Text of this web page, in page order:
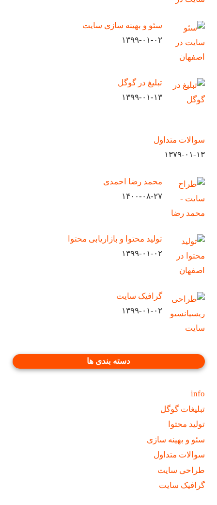
سئو و بهینه سازی سایت
۱۳۹۹-۰۱-۰۲
تبلیغ در گوگل
۱۳۹۹-۰۱-۱۳
سوالات متداول
۱۳۷۹-۰۱-۱۳
محمد رضا احمدی
۱۴۰۰-۰۸-۲۷
تولید محتوا و بازاریابی محتوا
۱۳۹۹-۰۱-۰۲
گرافیک سایت
۱۳۹۹-۰۱-۰۲
دسته بندی ها
info
تبلیغات گوگل
تولید محتوا
سئو و بهینه سازی
سوالات متداول
طراحی سایت
گرافیک سایت